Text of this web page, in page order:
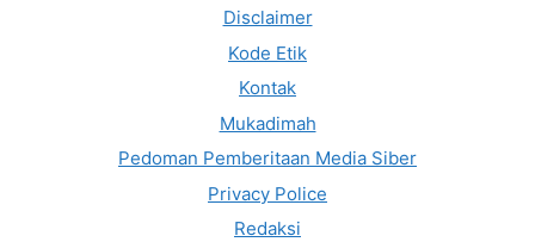
Disclaimer
Kode Etik
Kontak
Mukadimah
Pedoman Pemberitaan Media Siber
Privacy Police
Redaksi